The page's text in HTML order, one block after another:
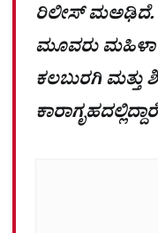
ರಿಲೀಸ್ ಮಅಢಿದೆ.
ಮೂವರು ಮಹಿಳಾ
ಕಲಬುರಗಿ ಮತ್ತು